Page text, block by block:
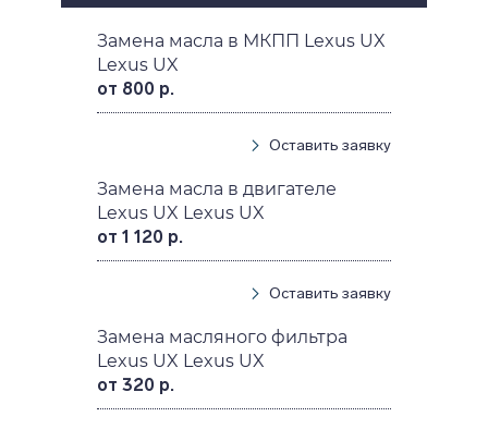
Замена масла в МКПП Lexus UX
Lexus UX
от 800 р.
Оставить заявку
Замена масла в двигателе
Lexus UX Lexus UX
от 1 120 р.
Оставить заявку
Замена масляного фильтра
Lexus UX Lexus UX
от 320 р.